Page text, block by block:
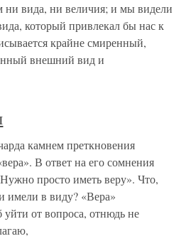
ни вида, ни величия; и мы видели
который привлекал бы нас к
крайне смиренный,
внешний вид и
камнем преткновения
В ответ на его сомнения
просто иметь веру». Что,
имели в виду? «Вера»
уйти от вопроса, отнюдь не